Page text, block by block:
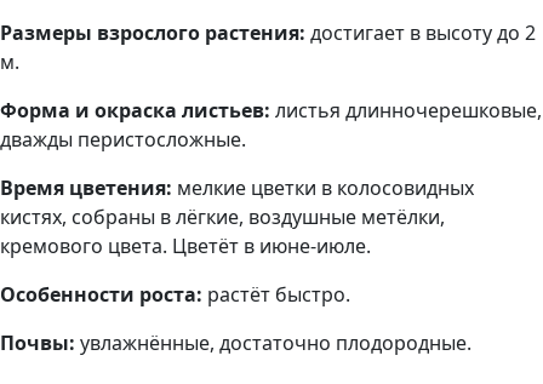
Размеры взрослого растения: достигает в высоту до 2
м.
Форма и окраска листьев: листья длинночерешковые,
дважды перистосложные.
Время цветения: мелкие цветки в колосовидных
кистях, собраны в лёгкие, воздушные метёлки,
кремового цвета. Цветёт в июне-июле.
Особенности роста: растёт быстро.
Почвы: увлажнённые, достаточно плодородные.